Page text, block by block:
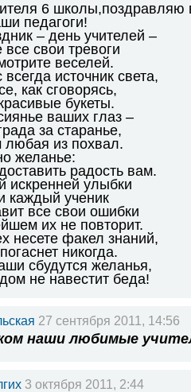
6 школы,поздравляю
педагоги!
– день учителей –
все свои тревоги
веселей.
источник света,
как сговорясь,
букеты.
ваших глаз –
за старанье,
из похвал.
желанье:
радость вам.
искренней улыбки
каждый ученик
все свои ошибки
их не повторит.
несете факел знаний,
никогда.
сбудутся желанья,
не навестит беда!
27 сентября 2011, 14:56
наши любимые
3 октября 2011, 2:44